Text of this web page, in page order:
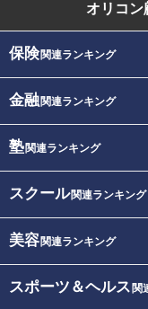
オリコン
保険関連ランキング
金融関連ランキング
塾関連ランキング
スクール関連ランキング
美容関連ランキング
スポーツ＆ヘルス 関